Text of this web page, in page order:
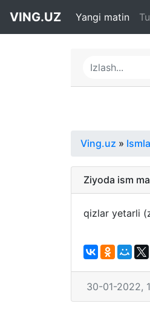
VING.UZ Yangi matin
Ving.uz »
Ziyoda ism
qizlar yetarli
30-01-2022,